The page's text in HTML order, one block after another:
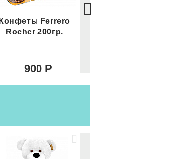
Конфеты Ferrero
Rocher 200гр.
900